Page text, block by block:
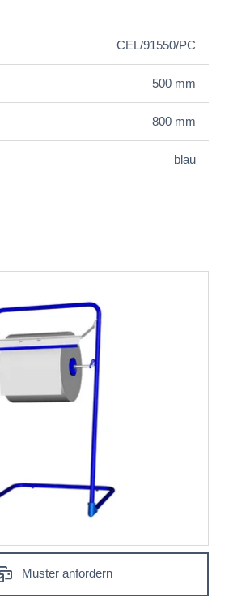
CEL/91550/PC
500 mm
800 mm
blau
Muster anfordern